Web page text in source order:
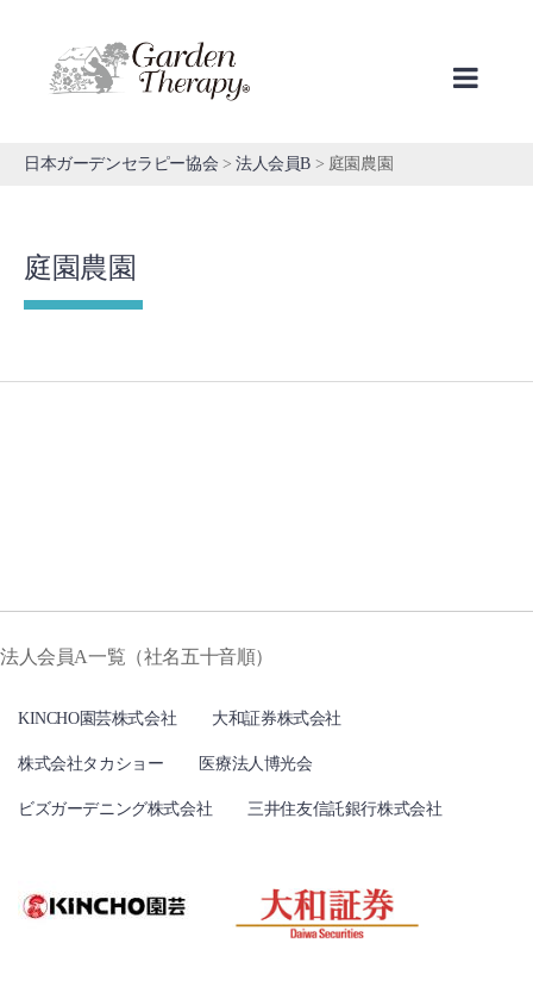
content
日本ガーデンセラピー協会 >法人会員B > 庭園農園
庭園農園
法人会員A一覧（社名五十音順）
KINCHO園芸株式会社 大和証券株式会社
株式会社タカショー 医療法人博光会
ビズガーデニング株式会社 三井住友信託銀行株式会社